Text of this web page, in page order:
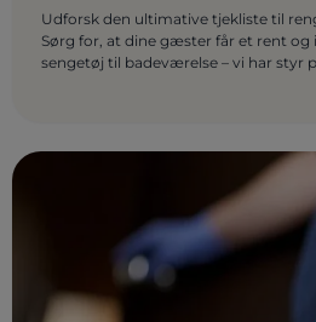
Udforsk den ultimative tjekliste til
Sørg for, at dine gæster får et rent og
sengetøj til badeværelse – vi har styr